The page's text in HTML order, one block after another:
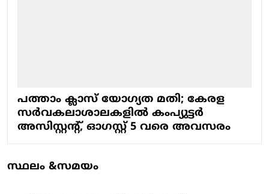
പത്താം ക്ലാസ് യോഗ്യത മതി; കേരള
സർവകലാശാലകളിൽ കംപ്യുട്ടർ
അസിസ്റ്റന്റ്, ഓഗസ്റ്റ് 5 വരെ അവസരം
സ്ഥലം &സമയം